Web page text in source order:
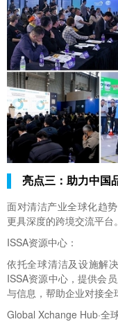
亮点三：助力中国
面对清洁产业全球化趋
更具深度的跨境交流平台。
ISSA资源中心：
依托全球清洁及设施解
ISSA资源中心，提供会
与信息，帮助企业对接全
Global Xchange Hub·全